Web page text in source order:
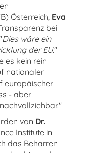
Österreich, Eva
bei
Dies wäre ein
der EU."
es kein rein
nationaler
europäischer
- aber
von Dr.
Institute in
das Beharren